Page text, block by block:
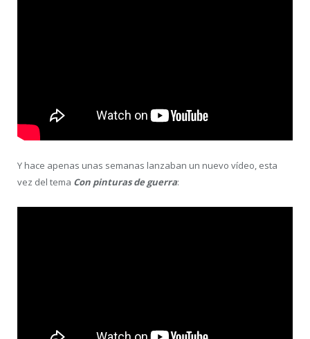
Y hace apenas unas semanas lanzaban un nuevo vídeo, esta
vez del tema Con pinturas de guerra: